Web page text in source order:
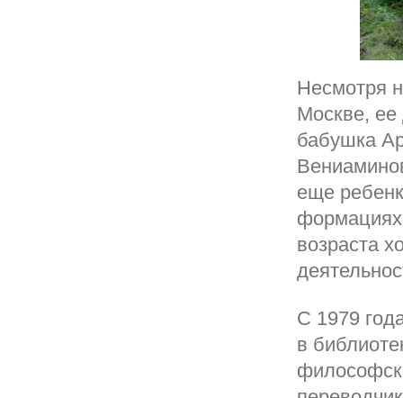
Несмотря
Москве, ее
бабушка
еще
возраста
С 1979
в